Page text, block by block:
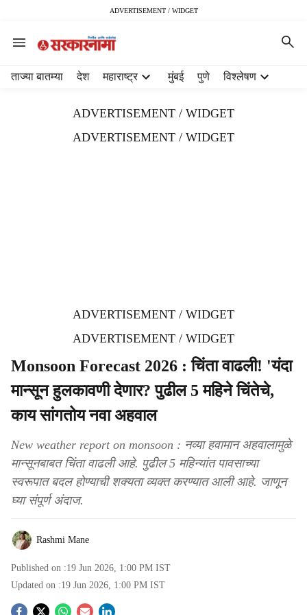
ADVERTISEMENT / WIDGET
ताज्या बातम्या देश महाराष्ट्र मुंबई पुणे विश्लेषण
ADVERTISEMENT / WIDGET
ADVERTISEMENT / WIDGET
ADVERTISEMENT / WIDGET
ADVERTISEMENT / WIDGET
Monsoon Forecast 2026 : चिंता वाढली! 'यंदा
मान्सून हुलकावणी देणार? पुढील 5 महिने चिंतेचे,
काय सांगतोय नवा अहवाल
New weather report on monsoon : नव्या हवामान अहवालामुळे
मान्सूनबाबत चिंता वाढली आहे. पुढील 5 महिन्यांत पावसाच्या
स्वरूपात बदल होण्याची शक्यता व्यक्त करण्यात आली आहे. जाणून
घ्या संपूर्ण अंदाज.
Rashmi Mane
Published on :19 Jun 2026, 1:00 PM IST
Updated on :19 Jun 2026, 1:00 PM IST